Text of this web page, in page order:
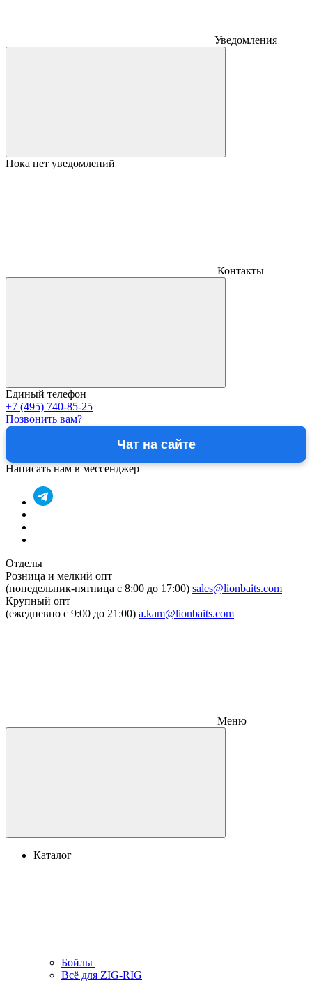
Уведомления
Пока нет уведомлений
Контакты
Единый телефон
+7 (495) 740-85-25
Позвонить вам?
Чат на сайте
Написать нам в мессенджер
Отделы
Розница и мелкий опт
(понедельник-пятница c 8:00 до 17:00) sales@lionbaits.com
Крупный опт
(ежедневно с 9:00 до 21:00) a.kam@lionbaits.com
Меню
Каталог
Бойлы
Всё для ZIG-RIG